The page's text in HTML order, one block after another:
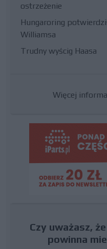
ostrzeżenie
Hungaroring
Williamsa
Trudny wyścig Haasa
Więcej
Czy uważasz,
powinna